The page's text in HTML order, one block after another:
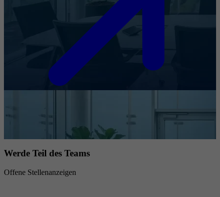
Werde Teil des Teams
Offene Stellenanzeigen